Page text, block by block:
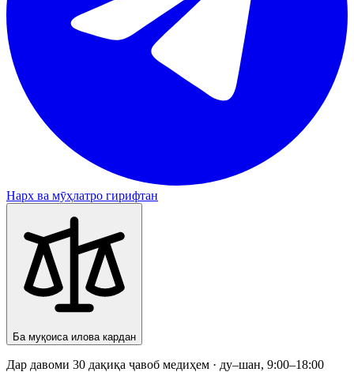
Нарх ва мӯҳлатро гирифтан
Ба муқоиса илова кардан
Дар давоми 30 дақиқа ҷавоб медиҳем · ду–шан, 9:00–18:00